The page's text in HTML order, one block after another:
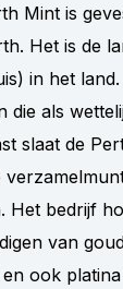
Mint is
Het is de
in het
die als
slaat de
Het bedrijf
van
ook